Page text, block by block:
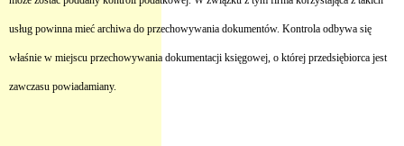
usług powinna mieć archiwa do przechowywania dokumentów. Kontrola odbywa się
właśnie w miejscu przechowywania dokumentacji księgowej, o której przedsiębiorca jest
zawczasu powiadamiany.